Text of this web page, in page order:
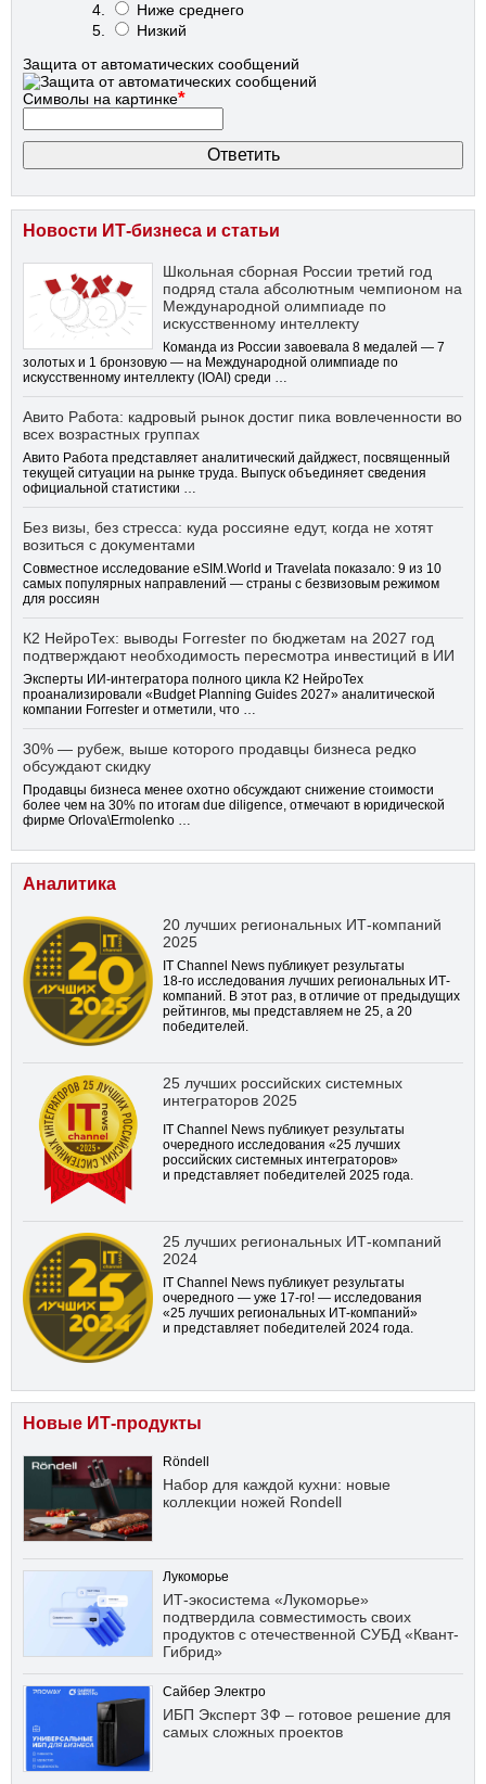
Ниже среднего
Низкий
Защита от автоматических сообщений
Символы на картинке*
Новости ИТ-бизнеса и статьи
Школьная сборная России третий год
подряд стала абсолютным чемпионом на
Международной олимпиаде по
искусственному интеллекту
Команда из России завоевала 8 медалей — 7
золотых и 1 бронзовую — на Международной олимпиаде по
искусственному интеллекту (IOAI) среди …
Авито Работа: кадровый рынок достиг пика вовлеченности во
всех возрастных группах
Авито Работа представляет аналитический дайджест, посвященный
текущей ситуации на рынке труда. Выпуск объединяет сведения
официальной статистики …
Без визы, без стресса: куда россияне едут, когда не хотят
возиться с документами
Совместное исследование eSIM.World и Travelata показало: 9 из 10
самых популярных направлений — страны с безвизовым режимом
для россиян
К2 НейроТех: выводы Forrester по бюджетам на 2027 год
подтверждают необходимость пересмотра инвестиций в ИИ
Эксперты ИИ-интегратора полного цикла К2 НейроТех
проанализировали «Budget Planning Guides 2027» аналитической
компании Forrester и отметили, что …
30% — рубеж, выше которого продавцы бизнеса редко
обсуждают скидку
Продавцы бизнеса менее охотно обсуждают снижение стоимости
более чем на 30% по итогам due diligence, отмечают в юридической
фирме Orlova\Ermolenko …
Аналитика
20 лучших региональных ИТ-компаний
2025
IT Channel News публикует результаты
18-го исследования лучших региональных ИТ-
компаний. В этот раз, в отличие от предыдущих
рейтингов, мы представляем не 25, а 20
победителей.
25 лучших российских системных
интеграторов 2025
IT Channel News публикует результаты
очередного исследования «25 лучших
российских системных интеграторов»
и представляет победителей 2025 года.
25 лучших региональных ИТ-компаний
2024
IT Channel News публикует результаты
очередного — уже 17-го! — исследования
«25 лучших региональных ИТ-компаний»
и представляет победителей 2024 года.
Новые ИТ-продукты
Röndell
Набор для каждой кухни: новые
коллекции ножей Rondell
Лукоморье
ИТ-экосистема «Лукоморье»
подтвердила совместимость своих
продуктов с отечественной СУБД «Квант-
Гибрид»
Сайбер Электро
ИБП Эксперт 3Ф – готовое решение для
самых сложных проектов